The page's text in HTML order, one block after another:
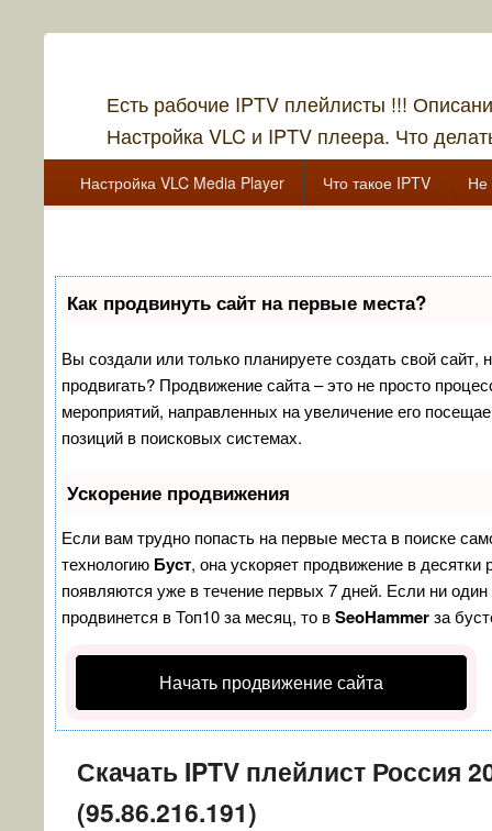
Есть рабочие IPTV плейлисты !!!
Настройка VLC и IPTV плеера. Что
Главное меню
Перейти к основному содержанию
Перейти к дополнительному содержимому
Настройка VLC Media Player Что такое IPTV Не
Как продвинуть сайт на первые места?
Вы создали или только планируете создать свой сайт,
продвигать? Продвижение сайта – это не просто
мероприятий, направленных на увеличение его
позиций в поисковых системах.
Ускорение продвижения
Если вам трудно попасть на первые места в поиске
технологию Буст, она ускоряет продвижение в десятки
появляются уже в течение первых 7 дней. Если ни один
продвинется в Топ10 за месяц, то вSeoHammerза
Начать продвижение сайта
Скачать IPTV плейлист Россия
(95.86.216.191)